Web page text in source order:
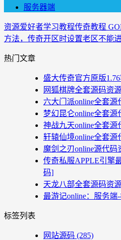
服务器端
资源爱好者学习教程传奇教程
方法，传奇开区时设置老区不能
热门文章
盛大传奇官方原版
网狐棋牌全套源码资
六大门派online全套
梦幻昆仑online全套
神战九天online全套
轩辕仙境online全套
魔剑之刃online源代
传奇私服APPLE引擎
码]
天龙八部全套源码资
最游记online：服务
标签列表
网站源码 (285)